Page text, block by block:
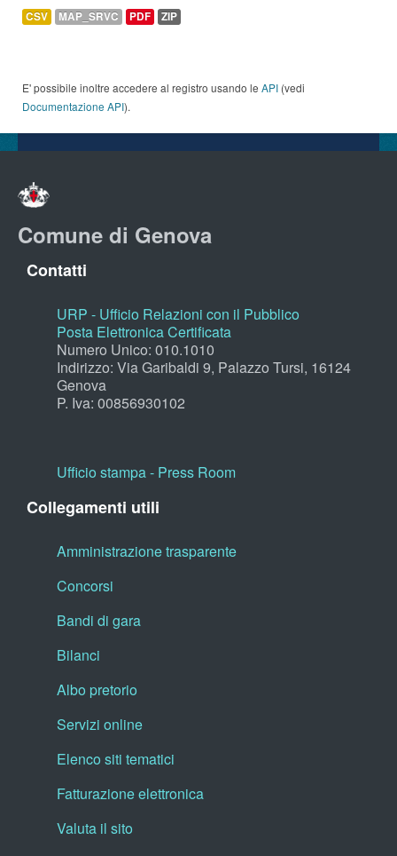
CSV MAP_SRVC PDF ZIP
E' possibile inoltre accedere al registro usando le API (vedi
Documentazione API).
Comune di Genova
Contatti
URP - Ufficio Relazioni con il Pubblico
Posta Elettronica Certificata
Numero Unico: 010.1010
Indirizzo: Via Garibaldi 9, Palazzo Tursi, 16124
Genova
P. Iva: 00856930102
Ufficio stampa - Press Room
Collegamenti utili
Amministrazione trasparente
Concorsi
Bandi di gara
Bilanci
Albo pretorio
Servizi online
Elenco siti tematici
Fatturazione elettronica
Valuta il sito